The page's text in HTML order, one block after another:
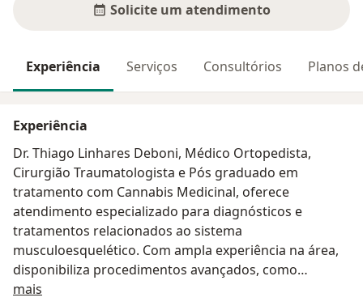
Solicite um atendimento
Experiência Serviços Consultórios Planos
Experiência
Dr. Thiago Linhares Deboni, Médico Ortopedista,
Cirurgião Traumatologista e Pós graduado em
tratamento com Cannabis Medicinal, oferece
atendimento especializado para diagnósticos e
tratamentos relacionados ao sistema
musculoesquelético. Com ampla experiência na área,
disponibiliza procedimentos avançados, como
infiltrações guiadas por ultrassom, garantindo maior
mais